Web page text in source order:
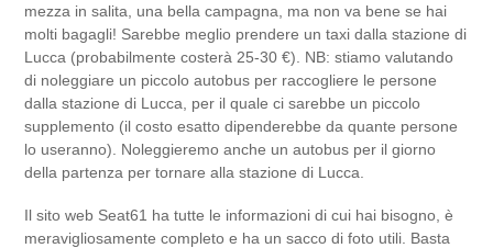
mezza in salita, una bella campagna, ma non va bene se hai
molti bagagli! Sarebbe meglio prendere un taxi dalla stazione di
Lucca (probabilmente costerà 25-30 €). NB: stiamo valutando
di noleggiare un piccolo autobus per raccogliere le persone
dalla stazione di Lucca, per il quale ci sarebbe un piccolo
supplemento (il costo esatto dipenderebbe da quante persone
lo useranno). Noleggieremo anche un autobus per il giorno
della partenza per tornare alla stazione di Lucca.
Il sito web Seat61 ha tutte le informazioni di cui hai bisogno, è
meravigliosamente completo e ha un sacco di foto utili. Basta